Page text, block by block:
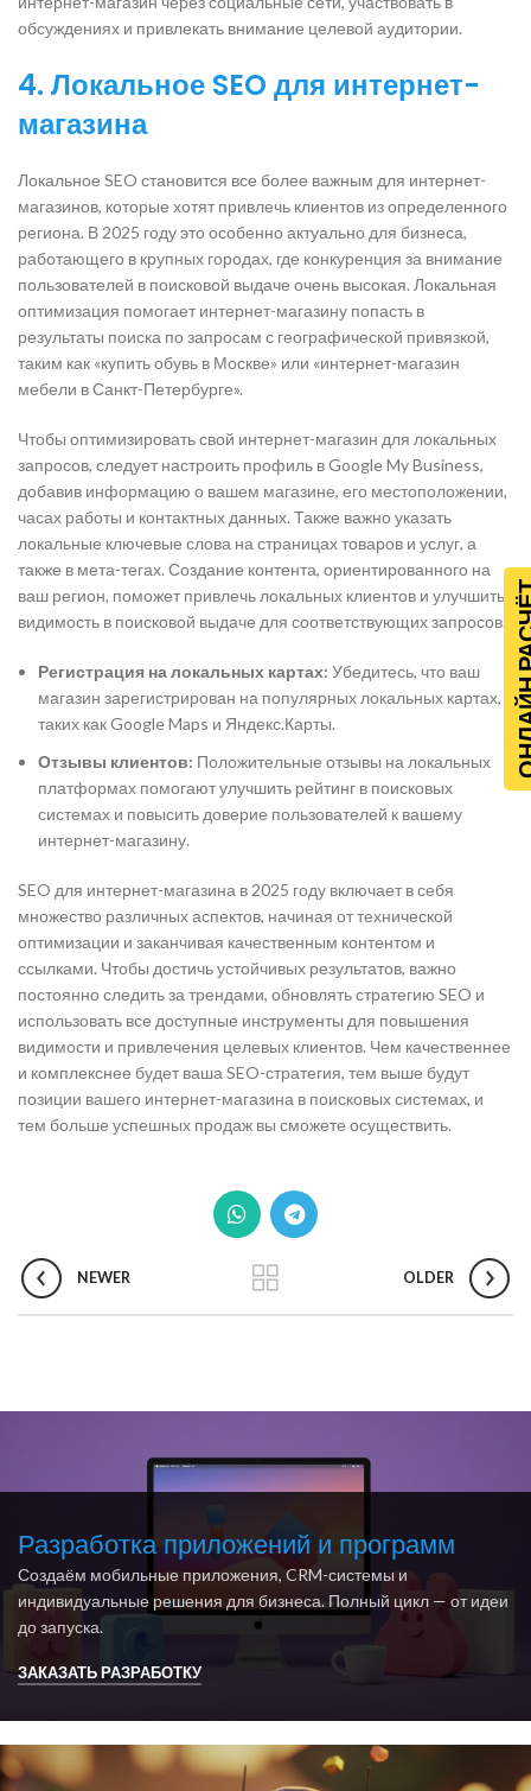
обсуждениях и привлекать внимание целевой аудитории.
4. Локальное SEO для интернет-
магазина
Локальное SEO становится все более важным для интернет-
магазинов, которые хотят привлечь клиентов из определенного
региона. В 2025 году это особенно актуально для бизнеса,
работающего в крупных городах, где конкуренция за внимание
пользователей в поисковой выдаче очень высокая. Локальная
оптимизация помогает интернет-магазину попасть в
результаты поиска по запросам с географической привязкой,
таким как «купить обувь в Москве» или «интернет-магазин
мебели в Санкт-Петербурге».
Чтобы оптимизировать свой интернет-магазин для локальных
запросов, следует настроить профиль в Google My Business,
добавив информацию о вашем магазине, его местоположении,
часах работы и контактных данных. Также важно указать
локальные ключевые слова на страницах товаров и услуг, а
также в мета-тегах. Создание контента, ориентированного на
ваш регион, поможет привлечь локальных клиентов и улучшить
видимость в поисковой выдаче для соответствующих запросов.
Регистрация на локальных картах: Убедитесь, что ваш
магазин зарегистрирован на популярных локальных картах,
таких как Google Maps и Яндекс.Карты.
Отзывы клиентов: Положительные отзывы на локальных
платформах помогают улучшить рейтинг в поисковых
системах и повысить доверие пользователей к вашему
интернет-магазину.
SEO для интернет-магазина в 2025 году включает в себя
множество различных аспектов, начиная от технической
оптимизации и заканчивая качественным контентом и
ссылками. Чтобы достичь устойчивых результатов, важно
постоянно следить за трендами, обновлять стратегию SEO и
использовать все доступные инструменты для повышения
видимости и привлечения целевых клиентов. Чем качественнее
и комплекснее будет ваша SEO-стратегия, тем выше будут
позиции вашего интернет-магазина в поисковых системах, и
тем больше успешных продаж вы сможете осуществить.
NEWER OLDER
Разработка приложений и программ
Создаём мобильные приложения, CRM-системы и
индивидуальные решения для бизнеса. Полный цикл — от идеи
до запуска.
ЗАКАЗАТЬ РАЗРАБОТКУ